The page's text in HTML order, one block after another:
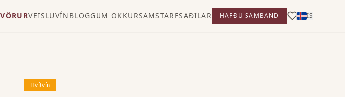
VÖRURVEISLUVÍN BLOGGUM OKKURSAMSTARFSAÐILAR HAFÐU SAMBAND IS
Hvítvín